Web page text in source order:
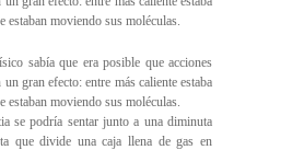
estaban moviendo sus moléculas.
sabía que era posible que acciones
gran efecto: entre más caliente estaba
estaban moviendo sus moléculas.
se podría sentar junto a una diminuta
que divide una caja llena de gas en